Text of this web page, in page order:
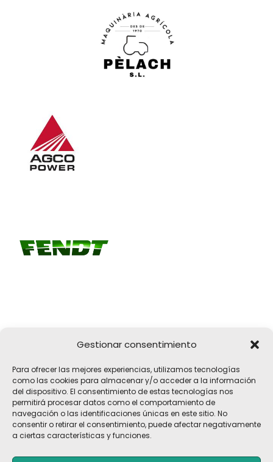
Gestionar consentimiento
Para ofrecer las mejores experiencias, utilizamos tecnologías
como las cookies para almacenar y/o acceder a la información
del dispositivo. El consentimiento de estas tecnologías nos
permitirá procesar datos como el comportamiento de
navegación o las identificaciones únicas en este sitio. No
consentir o retirar el consentimiento, puede afectar negativamente
a ciertas características y funciones.
17183 Vilobí d'Onyar, Girona
pelach@pelach.es
☎972 47 30 61
Copyright © 2026 Maquinària Agrícola Pèlach, S.L | Powered by